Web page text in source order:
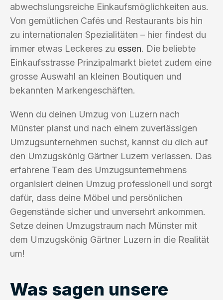
abwechslungsreiche Einkaufsmöglichkeiten aus.
Von gemütlichen Cafés und Restaurants bis hin
zu internationalen Spezialitäten – hier findest du
immer etwas Leckeres zu essen. Die beliebte
Einkaufsstrasse Prinzipalmarkt bietet zudem eine
grosse Auswahl an kleinen Boutiquen und
bekannten Markengeschäften.
Wenn du deinen Umzug von Luzern nach
Münster planst und nach einem zuverlässigen
Umzugsunternehmen suchst, kannst du dich auf
den Umzugskönig Gärtner Luzern verlassen. Das
erfahrene Team des Umzugsunternehmens
organisiert deinen Umzug professionell und sorgt
dafür, dass deine Möbel und persönlichen
Gegenstände sicher und unversehrt ankommen.
Setze deinen Umzugstraum nach Münster mit
dem Umzugskönig Gärtner Luzern in die Realität
um!
Was sagen unsere